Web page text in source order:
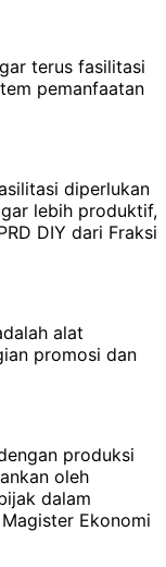
terus fasilitasi
pemanfaatan
diperlukan
lebih produktif,
DIY dari Fraksi
alat
promosi dan
produksi
oleh
dalam
Ekonomi